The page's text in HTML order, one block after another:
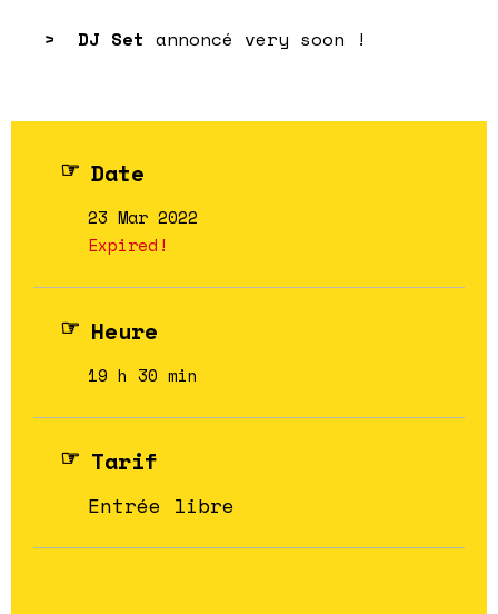
> DJ Set annoncé very soon !
Date
23 Mar 2022
Expired!
Heure
19 h 30 min
Tarif
Entrée libre